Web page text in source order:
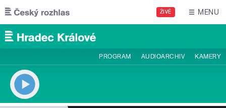
Přejít k hlavnímu obsahu
ŽIVĚ MENU
PROGRAM AUDIOARCHIV KAMERY